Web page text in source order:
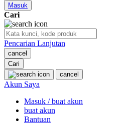
Oh Ma Grain
P
Peachy
Phil & Ted's
Masuk
Cari
Pencarian Lanjutan
cancel
Cari
cancel
Akun Saya
Masuk / buat akun
buat akun
Bantuan